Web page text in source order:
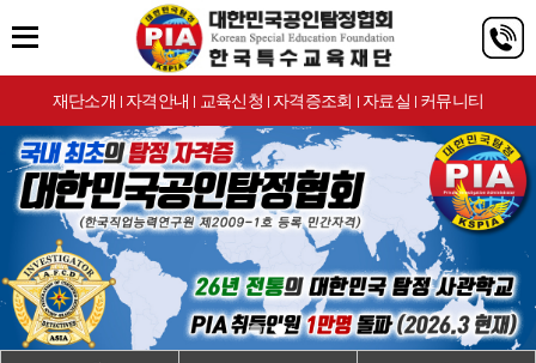
재단소개 | 자격안내 | 교육신청 | 자격증조회 | 자료실 | 커뮤니티